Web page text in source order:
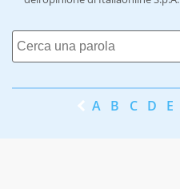
A B C D E